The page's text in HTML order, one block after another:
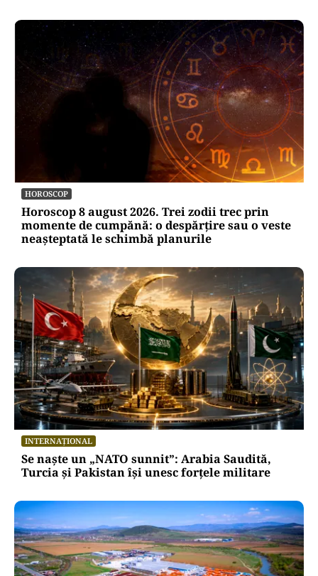
HOROSCOP
Horoscop 8 august 2026. Trei zodii trec prin
momente de cumpănă: o despărțire sau o veste
neașteptată le schimbă planurile
INTERNAȚIONAL
Se naște un „NATO sunnit”: Arabia Saudită,
Turcia și Pakistan își unesc forțele militare